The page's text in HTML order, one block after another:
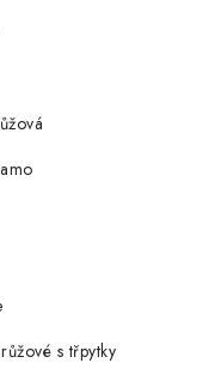
s třpytky